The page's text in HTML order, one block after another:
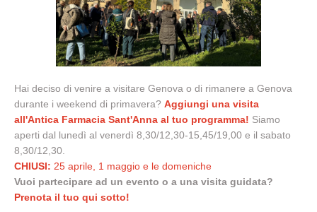
Hai deciso di venire a visitare Genova o di rimanere a Genova
durante i weekend di primavera? Aggiungi una visita
all'Antica Farmacia Sant'Anna al tuo programma! Siamo
aperti dal lunedì al venerdì 8,30/12,30-15,45/19,00 e il sabato
8,30/12,30.
CHIUSI: 25 aprile, 1 maggio e le domeniche
Vuoi partecipare ad un evento o a una visita guidata?
Prenota il tuo qui sotto!